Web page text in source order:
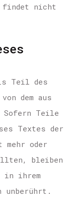
findet nicht
Teil des
dem aus
Sofern Teile
Textes der
oder
bleiben
in ihrem
unberührt.